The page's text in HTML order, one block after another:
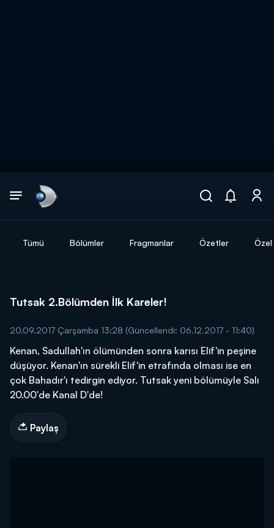
Tümü Bölümler Fragmanlar Özetler
Tutsak 2.Bölümden İlk Kareler!
20.09.2017 Çarşamba 13:28 (Güncellendi: 06.12.2017 - 11:40)
Kenan, Sadullah'ın ölümünden sonra karısı Elif'in peşine
düşüyor. Kenan'ın sürekli Elif'in etrafında olması ise en
çok Bahadır'ı tedirgin ediyor. Tutsak yeni bölümüyle Salı
20.00'de Kanal D'de!
Paylaş